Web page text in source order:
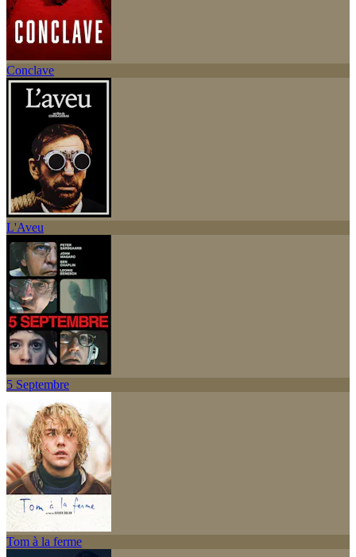
Conclave
L'Aveu
5 Septembre
Tom à la ferme